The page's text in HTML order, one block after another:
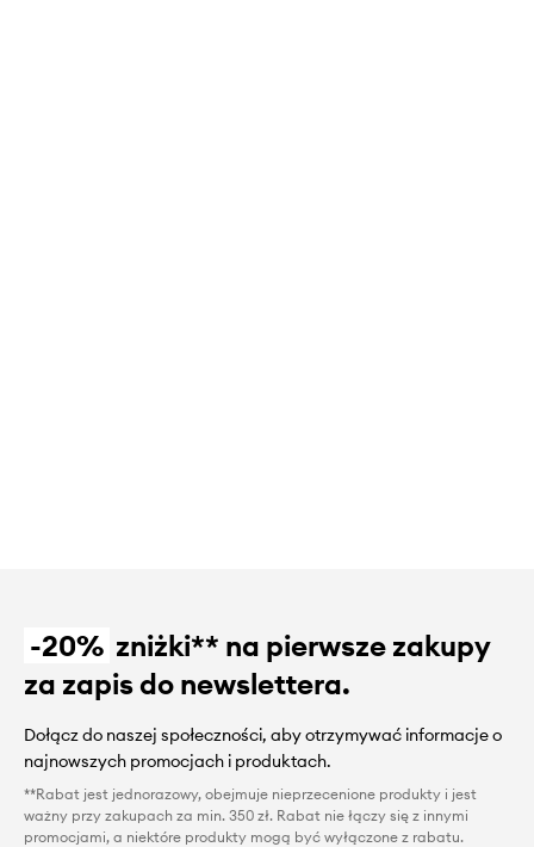
-20% zniżki** na pierwsze zakupy
za zapis do newslettera.
Dołącz do naszej społeczności, aby otrzymywać informacje o
najnowszych promocjach i produktach.
**Rabat jest jednorazowy, obejmuje nieprzecenione produkty i jest
ważny przy zakupach za min. 350 zł. Rabat nie łączy się z innymi
promocjami, a niektóre produkty mogą być wyłączone z rabatu.